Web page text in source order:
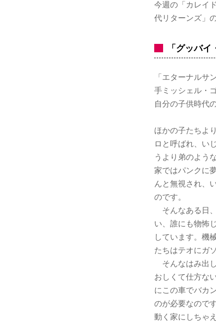
今週の「カレイ
代リターンズ」
「グッバイ
「エターナル
手ミッシェル・
自分の子供時代
ほかの子たちよ
ロと呼ばれ、い
うより弟のよう
家ではパンクに
んと無視され、
のです。
そんなある日
い、誰にも物怖
しています。機
たちはテオにガ
そんなはみ出
おしくて仕方な
にこの車でバカ
のが必要なので
動く家にしちゃ